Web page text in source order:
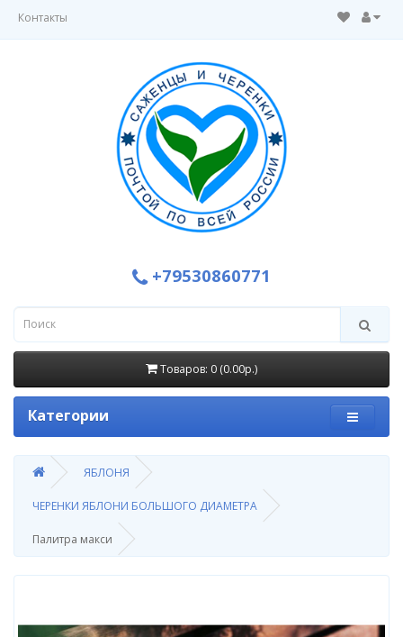
Контакты
+79530860771
Товаров: 0 (0.00р.)
Категории
ЯБЛОНЯ
ЧЕРЕНКИ ЯБЛОНИ БОЛЬШОГО ДИАМЕТРА
Палитра макси